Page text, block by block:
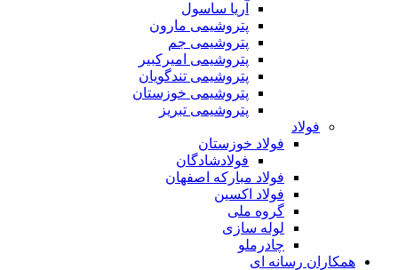
آریا ساسول
پتروشیمی مارون
پتروشیمی جم
پتروشیمی امیرکبیر
پتروشیمی تندگویان
پتروشیمی خوزستان
پتروشیمی تبریز
فولاد
فولاد خوزستان
فولادشادگان
فولاد مبارکه اصفهان
فولاد اکسین
گروه ملی
لوله سازی
چادرملو
همکاران رسانه ای